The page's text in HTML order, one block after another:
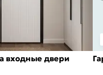
входные двери